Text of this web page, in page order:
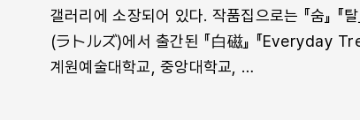
갤러리에 소장되어 있다. 작품집으로는 『숨』 『
(ラトルズ)에서 출간된 『白磁』 『Everyday
계원예술대학교, 중앙대학교, …